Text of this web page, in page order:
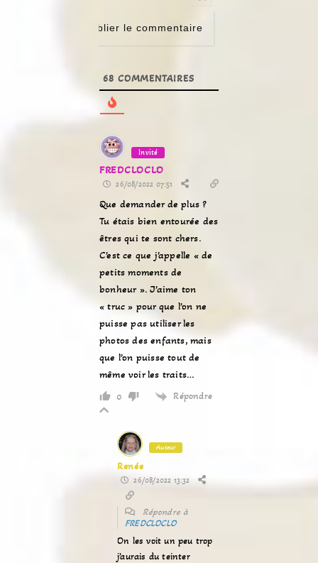
68 COMMENTAIRES
Invité
FREDCLOCLO
26/08/2022 07:51
Que demander de plus ?
Tu étais bien entourée des
êtres qui te sont chers.
C’est ce que j’appelle « de
petits moments de
bonheur ». J’aime ton
« truc » pour que l’on ne
puisse pas utiliser les
photos des enfants, mais
que l’on puisse tout de
même voir les traits…
0 Répondre
Auteur
Renée
26/08/2022 13:32
Répondre à
FREDCLOCLO
On les voit un peu trop
j’aurais du teinter